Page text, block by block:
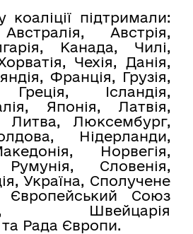
коаліції підтримали:
Австрія,
Канада, Чилі,
Чехія, Данія,
Франція, Грузія,
Греція, Ісландія,
Японія, Латвія,
Литва, Люксембург,
Нідерланди,
Норвегія,
Румунія, Словенія,
Україна, Сполучене
Європейський Союз
Швейцарія
та Рада Європи.